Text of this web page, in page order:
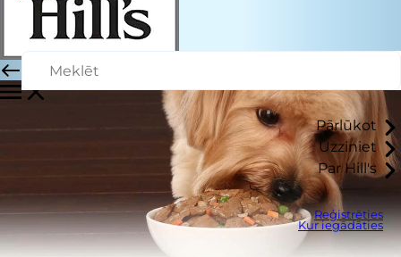
Pārlūkot
Uzziniet
Par Hill's
Reģistrēties
Kur iegādāties
Personāla autors
|